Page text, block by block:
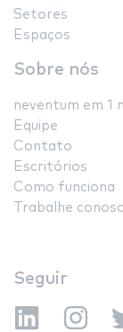
Setores
Espaços
Sobre nós
neventum em 1
Equipe
Contato
Escritórios
Como funciona
Trabalhe
Seguir